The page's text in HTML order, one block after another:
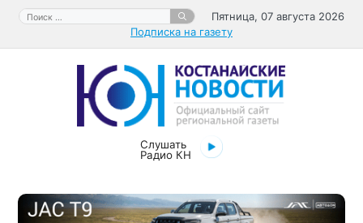
Перейти
содержимому
Поиск:
Пятница, 07 августа 2026
Подписка на газету
Слушать
Радио КН